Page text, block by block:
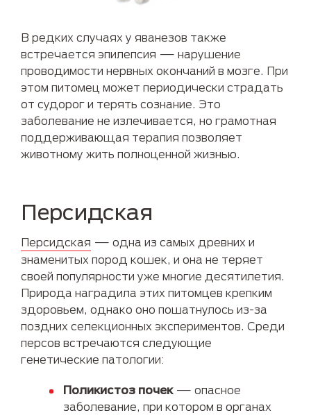
В редких случаях у яванезов также
встречается эпилепсия — нарушение
проводимости нервных окончаний в мозге. При
этом питомец может периодически страдать
от судорог и терять сознание. Это
заболевание не излечивается, но грамотная
поддерживающая терапия позволяет
животному жить полноценной жизнью.
Персидская
Персидская — одна из самых древних и
знаменитых пород кошек, и она не теряет
своей популярности уже многие десятилетия.
Природа наградила этих питомцев крепким
здоровьем, однако оно пошатнулось из-за
поздних селекционных экспериментов. Среди
персов встречаются следующие
генетические патологии:
Поликистоз почек — опасное
заболевание, при котором в органах